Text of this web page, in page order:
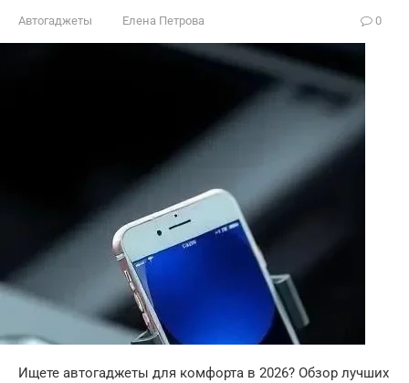
Автогаджеты Елена Петрова 0
Ищете автогаджеты для комфорта в 2026? Обзор лучших